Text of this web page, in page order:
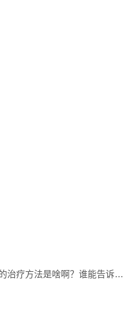
ccac脚气脚臭怎么办？？最好的治疗方法是啥啊？谁能告诉我呀...灰指甲药膏